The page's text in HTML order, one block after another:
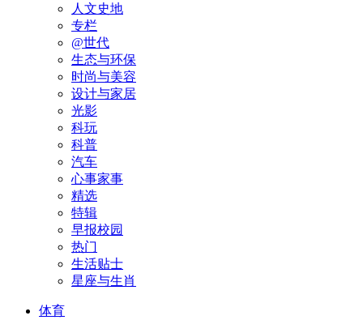
人文史地
专栏
@世代
生态与环保
时尚与美容
设计与家居
光影
科玩
科普
汽车
心事家事
精选
特辑
早报校园
热门
生活贴士
星座与生肖
体育